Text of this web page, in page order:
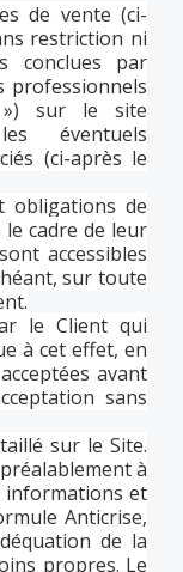
de vente (ci-
restriction ni
conclues par
professionnels
») sur le site
éventuels
(ci-après le
obligations de
cadre de leur
accessibles
sur toute
le Client qui
à cet effet, en
avant
sans
sur le Site.
à
informations et
Anticrise,
de la
propres. Le